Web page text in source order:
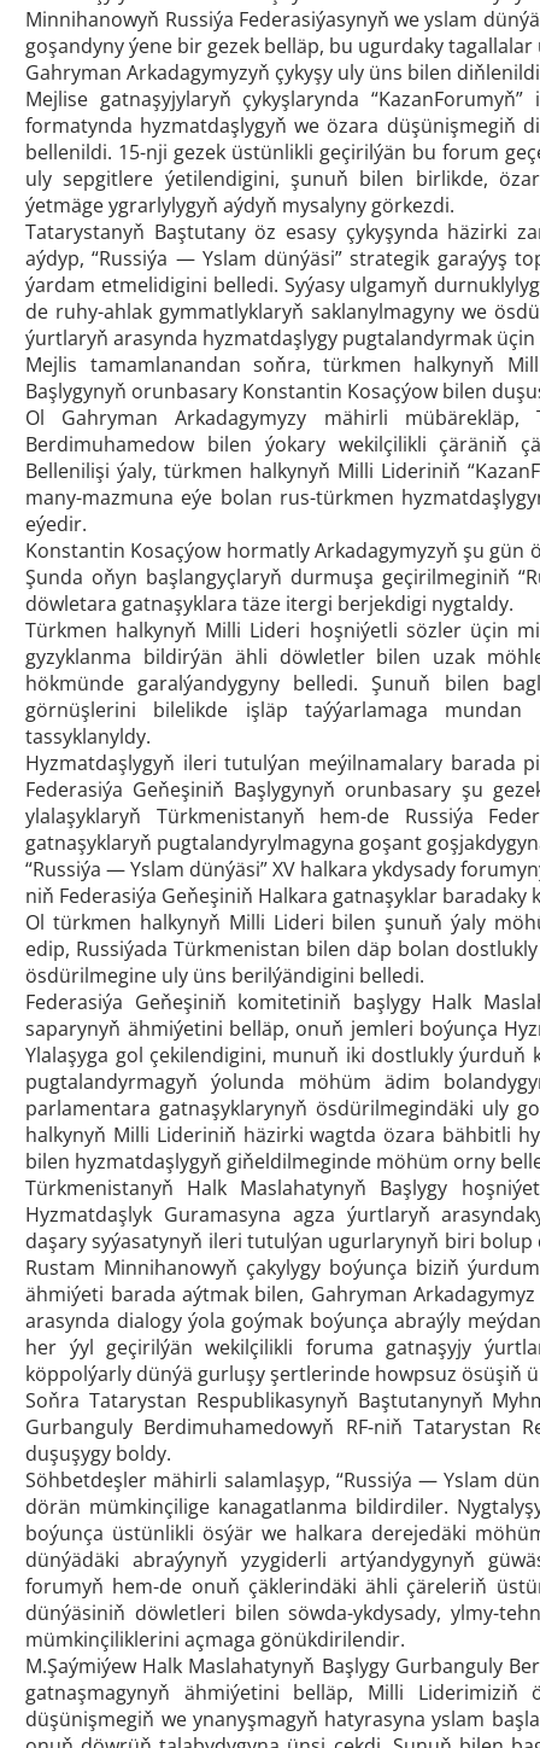
Minnihanowyň Russiýa Federasiýasynyň we yslam
goşandyny ýene bir gezek belläp, bu ugurdaky
Gahryman Arkadagymyzyň çykyşy uly üns bilen
Mejlise gatnaşyjylaryň çykyşlarynda
formatynda hyzmatdaşlygyň we özara düşünişmegiň
bellenildi. 15-nji gezek üstünlikli geçirilýän bu forum
uly sepgitlere ýetilendigini, şunuň bilen birlikde,
ýetmäge ygrarlylygyň aýdyň mysalyny görkezdi.
Tatarystanyň Baştutany öz esasy çykyşynda häzirki
aýdyp, “Russiýa — Yslam dünýäsi” strategik garaýyş
ýardam etmelidigini belledi. Syýasy ulgamyň
de ruhy-ahlak gymmatlyklaryň saklanylmagyny we
ýurtlaryň arasynda hyzmatdaşlygy pugtalandyrmak
Mejlis tamamlanandan soňra, türkmen halkynyň
Başlygynyň orunbasary Konstantin Kosaçýow bilen
Ol Gahryman Arkadagymyzy mähirli mübärekläp,
Berdimuhamedow bilen ýokary wekilçilikli çäräniň
Bellenilişi ýaly, türkmen halkynyň Milli Lideriniň
many-mazmuna eýe bolan rus-türkmen
eýedir.
Konstantin Kosaçýow hormatly Arkadagymyzyň şu
Şunda oňyn başlangyçlaryň durmuşa geçirilmeginiň
döwletara gatnaşyklara täze itergi berjekdigi nygtaldy.
Türkmen halkynyň Milli Lideri hoşniýetli sözler üçin
gyzyklanma bildirýän ähli döwletler bilen uzak
hökmünde garalýandygyny belledi. Şunuň bilen
görnüşlerini bilelikde işläp taýýarlamaga mundan
tassyklanyldy.
Hyzmatdaşlygyň ileri tutulýan meýilnamalary barada
Federasiýa Geňeşiniň Başlygynyň orunbasary şu
ylalaşyklaryň Türkmenistanyň hem-de Russiýa
gatnaşyklaryň pugtalandyrylmagyna goşant
“Russiýa — Yslam dünýäsi” XV halkara ykdysady
niň Federasiýa Geňeşiniň Halkara gatnaşyklar
Ol türkmen halkynyň Milli Lideri bilen şunuň ýaly
edip, Russiýada Türkmenistan bilen däp bolan
ösdürilmegine uly üns berilýändigini belledi.
Federasiýa Geňeşiniň komitetiniň başlygy Halk
saparynyň ähmiýetini belläp, onuň jemleri boýunça
Ylalaşyga gol çekilendigini, munuň iki dostlukly
pugtalandyrmagyň ýolunda möhüm ädim
parlamentara gatnaşyklarynyň ösdürilmegindäki uly
halkynyň Milli Lideriniň häzirki wagtda özara bähbitli
bilen hyzmatdaşlygyň giňeldilmeginde möhüm orny
Türkmenistanyň Halk Maslahatynyň Başlygy
Hyzmatdaşlyk Guramasyna agza ýurtlaryň
daşary syýasatynyň ileri tutulýan ugurlarynyň biri
Rustam Minnihanowyň çakylygy boýunça biziň
ähmiýeti barada aýtmak bilen, Gahryman
arasynda dialogy ýola goýmak boýunça abraýly
her ýyl geçirilýän wekilçilikli foruma gatnaşyjy
köppolýarly dünýä gurluşy şertlerinde howpsuz ösüşiň
Soňra Tatarystan Respublikasynyň Baştutanynyň
Gurbanguly Berdimuhamedowyň RF-niň Tatarystan
duşuşygy boldy.
Söhbetdeşler mähirli salamlaşyp, “Russiýa — Yslam
dörän mümkinçilige kanagatlanma bildirdiler.
boýunça üstünlikli ösýär we halkara derejedäki
dünýädäki abraýynyň yzygiderli artýandygynyň
forumyň hem-de onuň çäklerindäki ähli çäreleriň
dünýäsiniň döwletleri bilen söwda-ykdysady, ylmy-
mümkinçiliklerini açmaga gönükdirilendir.
M.Şaýmiýew Halk Maslahatynyň Başlygy Gurbanguly
gatnaşmagynyň ähmiýetini belläp, Milli
düşünişmegiň we ynanyşmagyň hatyrasyna yslam